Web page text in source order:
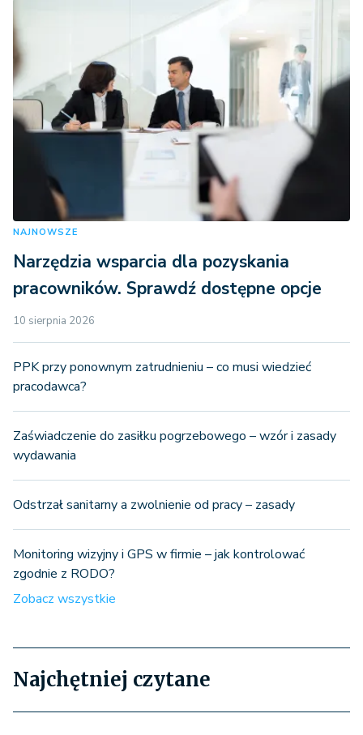
NAJNOWSZE
Narzędzia wsparcia dla pozyskania
pracowników. Sprawdź dostępne opcje
10 sierpnia 2026
PPK przy ponownym zatrudnieniu – co musi wiedzieć
pracodawca?
Zaświadczenie do zasiłku pogrzebowego – wzór i zasady
wydawania
Odstrzał sanitarny a zwolnienie od pracy – zasady
Monitoring wizyjny i GPS w firmie – jak kontrolować
zgodnie z RODO?
Zobacz wszystkie
Najchętniej czytane